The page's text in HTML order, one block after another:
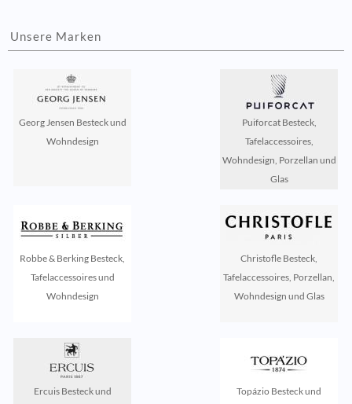
Unsere Marken
Georg Jensen Besteck und
Wohndesign
Puiforcat Besteck,
Tafelaccessoires,
Wohndesign, Porzellan und
Glas
Robbe & Berking Besteck,
Tafelaccessoires und
Wohndesign
Christofle Besteck,
Tafelaccessoires, Porzellan,
Wohndesign und Glas
Ercuis Besteck und
Topázio Besteck und